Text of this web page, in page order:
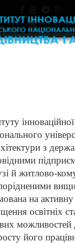
з
й житлово-
на
освітніх
можливостей
його